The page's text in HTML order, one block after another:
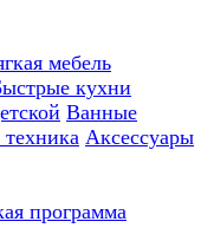
мебель
кухни
Ванные
Аксессуары
программа